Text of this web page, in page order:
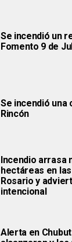
Se incendió un
Fomento 9 de
Se incendió una
Rincón
Incendio arrasa
hectáreas en
Rosario y
intencional
Alerta en